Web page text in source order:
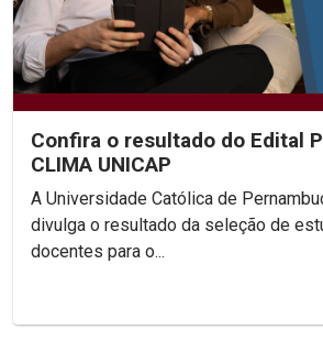
Confira o resultado do Edital
CLIMA UNICAP
A Universidade Católica de
divulga o resultado da seleção de
docentes para o...